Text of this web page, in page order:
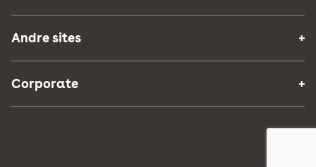
Andre sites
Corporate